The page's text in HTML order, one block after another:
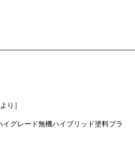
り］
イグレード無機ハイブリッド塗料プラ